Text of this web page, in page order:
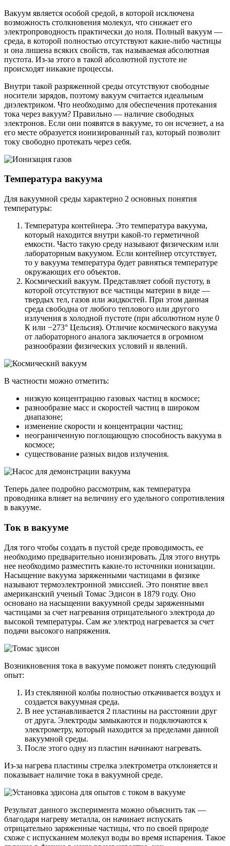
Вакуум является особой средой, в которой исключена
возможность столкновения молекул, что снижает его
электропроводность практически до ноля. Полный вакуум —
среда, в которой полностью отсутствуют какие-либо частицы
и она лишена всяких свойств, так называемая абсолютная
пустота. Из-за этого в такой абсолютной пустоте не
происходят никакие процессы.
Внутри такой разряженной среды отсутствуют свободные
носители зарядов, поэтому вакуум считается идеальным
диэлектриком. Что необходимо для обеспечения протекания
тока через вакуум? Правильно — наличие свободных
электронов. Если они появятся в вакууме, то он исчезнет, а на
его месте образуется ионизированный газ, который позволит
току свободно протекать через себя.
Температура вакуума
Для вакуумной среды характерно 2 основных понятия
температуры:
Температура контейнера. Это температура вакуума,
который находится внутри какой-то герметичной
емкости. Часто такую среду называют физическим или
лабораторным вакуумом. Если контейнер отсутствует,
то у вакуума температура будет равняться температуре
окружающих его объектов.
Космический вакуум. Представляет собой пустоту, в
которой отсутствуют все частицы материи в виде —
твердых тел, газов или жидкостей. При этом данная
среда свободна от любого теплового или другого
излучения в холодной пустоте (при абсолютном нуле 0
К или −273° Цельсия). Отличие космического вакуума
от лабораторного аналога заключается в огромном
разнообразии физических условий и явлений.
В частности можно отметить:
низкую концентрацию газовых частиц в космосе;
разнообразие масс и скоростей частиц в широком
диапазоне;
изменение скорости и концентрации частиц;
неограниченную поглощающую способность вакуума в
космосе;
существование разных видов излучения.
Теперь далее подробно рассмотрим, как температура
проводника влияет на величину его удельного сопротивления
в вакууме.
Ток в вакууме
Для того чтобы создать в пустой среде проводимость, ее
необходимо предварительно ионизировать. Для этого внутрь
нее необходимо разместить какие-то источники ионизации.
Насыщение вакуума заряженными частицами в физике
называют термоэлектронной эмиссией. Это понятие ввел
американский ученый Томас Эдисон в 1879 году. Оно
основано на насыщении вакуумной среды заряженными
частицами за счет нагревания отрицательного электрода до
высокой температуры. Сам же электрод нагревается за счет
подачи высокого напряжения.
Возникновения тока в вакууме поможет понять следующий
опыт:
Из стеклянной колбы полностью откачивается воздух и
создается вакуумная среда.
В нее устанавливается 2 пластины на расстоянии друг
от друга. Электроды замыкаются и подключаются к
электрометру, который находится за пределами данной
вакуумной среды.
После этого одну из пластин начинают нагревать.
Из-за нагрева пластины стрелка электрометра отклоняется и
показывает наличие тока в вакуумной среде.
Результат данного эксперимента можно объяснить так —
благодаря нагреву металла, он начинает испускать
отрицательно заряженные частицы, что по своей природе
схоже с испусканием молекул воды во время испарения. Такое